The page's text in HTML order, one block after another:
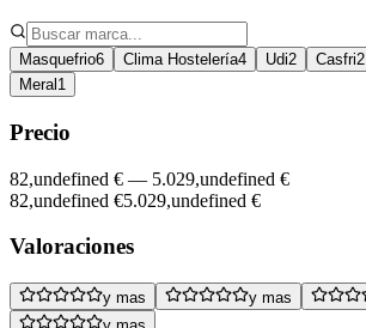
Masquefrio6 Clima Hostelería4 Udi2 Casfri2
Meral 1
Precio
82,undefined € — 5.029,undefined €
82,undefined €5.029,undefined €
Valoraciones
y mas y mas